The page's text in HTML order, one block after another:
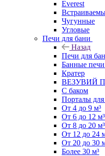
Everest
Чугунные
Угловые
Печи для бани
Назад
Печи для
Банные
Кратер
ВЕЗУВИЙ
С баком
Порталы
От 4 до 9 м³
От 6 до 12 м³
От 8 до 20 м³
От 12 до 24
От 20 до 30
Более 30 м³